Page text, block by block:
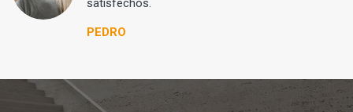
satisfechos.
PEDRO